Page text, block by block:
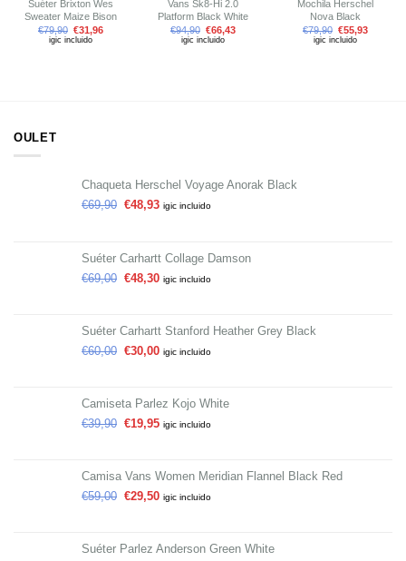
Suéter Brixton Wes
Sweater Maize Bison
€79,90 €31,96
igic incluido
Vans Sk8-Hi 2.0
Platform Black White
€94,90 €66,43
igic incluido
Mochila Herschel
Nova Black
€79,90 €55,93
igic incluido
OULET
Chaqueta Herschel Voyage Anorak Black
€69,90 €48,93 igic incluido
Suéter Carhartt Collage Damson
€69,00 €48,30 igic incluido
Suéter Carhartt Stanford Heather Grey Black
€60,00 €30,00 igic incluido
Camiseta Parlez Kojo White
€39,90 €19,95 igic incluido
Camisa Vans Women Meridian Flannel Black Red
€59,00 €29,50 igic incluido
Suéter Parlez Anderson Green White